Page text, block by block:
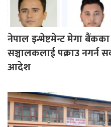
नेपाल इन्भेष्टमेन्ट मेगा
सञ्चालकलाई पक्राउ नगर्न
आदेश